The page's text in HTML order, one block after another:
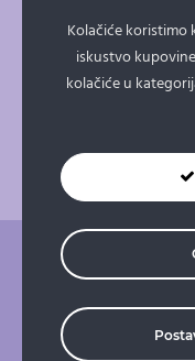
ISPRINTAJ
Impressum
Kolačiće
iskustvo
kolačiće u